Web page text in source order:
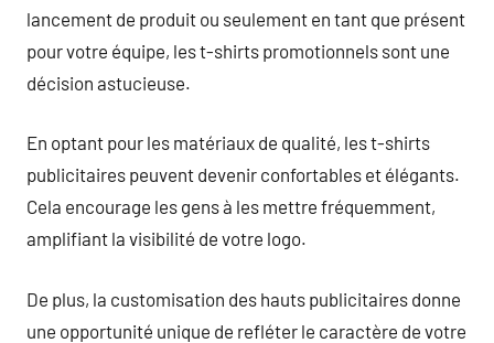
lancement de produit ou seulement en tant que présent
pour votre équipe, les t-shirts promotionnels sont une
décision astucieuse.
En optant pour les matériaux de qualité, les t-shirts
publicitaires peuvent devenir confortables et élégants.
Cela encourage les gens à les mettre fréquemment,
amplifiant la visibilité de votre logo.
De plus, la customisation des hauts publicitaires donne
une opportunité unique de refléter le caractère de votre